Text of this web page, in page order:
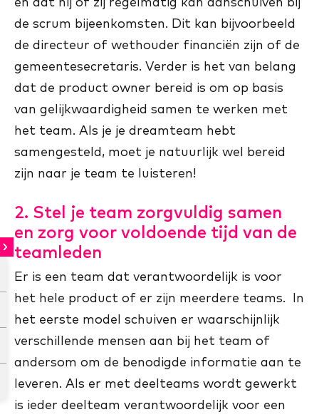
de scrum bijeenkomsten. Dit kan bijvoorbeeld
de directeur of wethouder financiën zijn of de
gemeentesecretaris. Verder is het van belang
dat de product owner bereid is om op basis
van gelijkwaardigheid samen te werken met
het team. Als je je dreamteam hebt
samengesteld, moet je natuurlijk wel bereid
zijn naar je team te luisteren!
2. Stel je team zorgvuldig samen
en zorg voor voldoende tijd van de
teamleden
Er is een team dat verantwoordelijk is voor
het hele product of er zijn meerdere teams. In
het eerste model schuiven er waarschijnlijk
verschillende mensen aan bij het team of
andersom om de benodigde informatie aan te
leveren. Als er met deelteams wordt gewerkt
is ieder deelteam verantwoordelijk voor een